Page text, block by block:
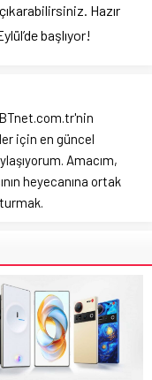
Hazır
başlıyor!
için en güncel
Amacım,
heyecanına ortak